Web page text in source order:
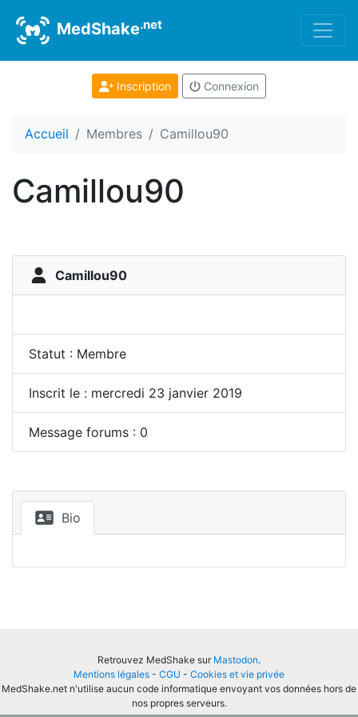
MedShake.net
Inscription Connexion
Accueil Membres Camillou90
Camillou90
Camillou90
Statut : Membre
Inscrit le : mercredi 23 janvier 2019
Message forums : 0
Bio
Retrouvez MedShake sur Mastodon.
Mentions légales - CGU - Cookies et vie privée
MedShake.net n'utilise aucun code informatique envoyant vos données hors de
nos propres serveurs.